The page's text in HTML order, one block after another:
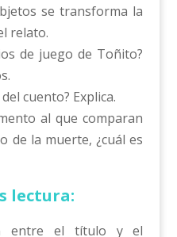
se transforma la
relato.
de juego de Toñito?
cuento? Explica.
al que comparan
de la muerte, ¿cuál es
lectura:
entre el título y el